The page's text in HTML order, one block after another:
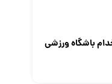
باشگاه ورزشی